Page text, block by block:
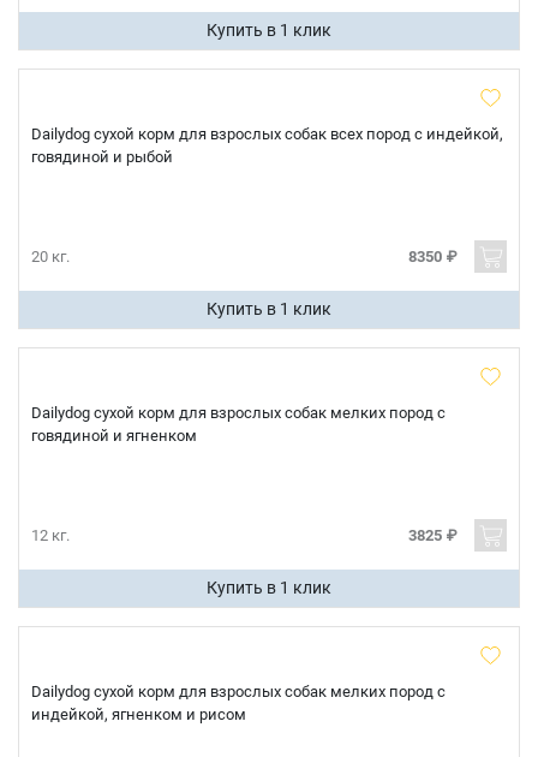
Купить в 1 клик
Dailydog сухой корм для взрослых собак всех пород с индейкой,
говядиной и рыбой
20 кг. 8350 ₽
Купить в 1 клик
Dailydog сухой корм для взрослых собак мелких пород с
говядиной и ягненком
12 кг. 3825 ₽
Купить в 1 клик
Dailydog сухой корм для взрослых собак мелких пород с
индейкой, ягненком и рисом
E-mail